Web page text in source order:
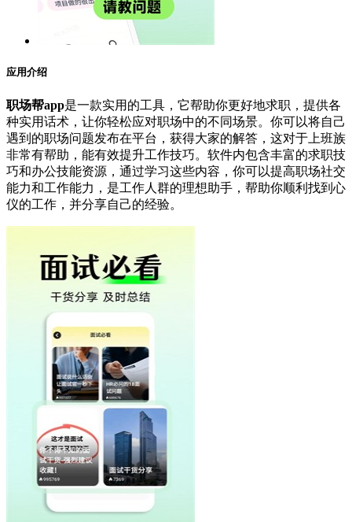
应用介绍
职场帮app是一款实用的工具，它帮助你更好地求职，提供各
种实用话术，让你轻松应对职场中的不同场景。你可以将自己
遇到的职场问题发布在平台，获得大家的解答，这对于上班族
非常有帮助，能有效提升工作技巧。软件内包含丰富的求职技
巧和办公技能资源，通过学习这些内容，你可以提高职场社交
能力和工作能力，是工作人群的理想助手，帮助你顺利找到心
仪的工作，并分享自己的经验。